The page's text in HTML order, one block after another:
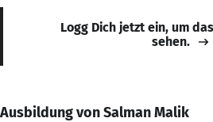
Logg Dich jetzt ein, um
sehen.
Ausbildung von Salman Malik